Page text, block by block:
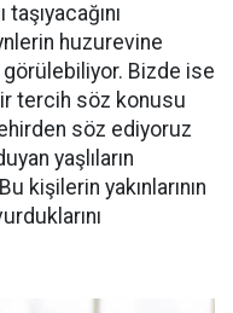
taşıyacağını
huzurevine
Bizde ise
tercih söz konusu
söz ediyoruz
yaşlıların
kişilerin yakınlarının